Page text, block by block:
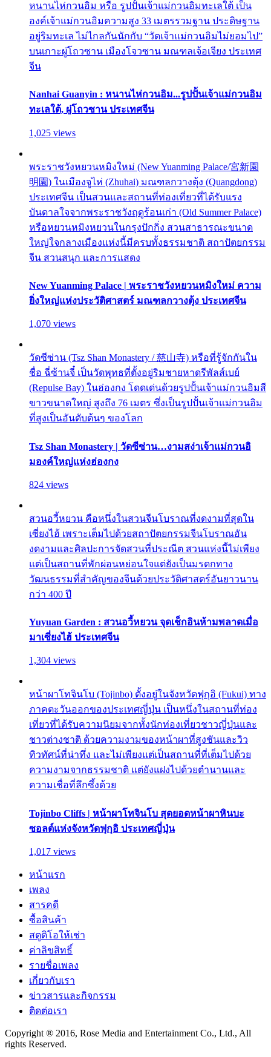
หนานไห่กวนอิม หรือ รูปปั้นเจ้าแม่กวนอิมทะเลใต้ เป็น
องค์เจ้าแม่กวนอิมความสูง 33 เมตรรวมฐาน ประดิษฐาน
อยู่ริมทะเล ไม่ไกลกันนักกับ “วัดเจ้าแม่กวนอิมไม่ยอมไป”
บนเกาะผู่โถวซาน เมืองโจวซาน มณฑลเจ้อเจียง ประเทศ
จีน
Nanhai Guanyin : หนานไห่กวนอิม...รูปปั้นเจ้าแม่กวนอิม
ทะเลใต้, ผู่โถวซาน ประเทศจีน
1,025 views
พระราชวังหยวนหมิงใหม่ (New Yuanming Palace/宮新園
明園) ในเมืองจูไห่ (Zhuhai) มณฑลกวางตุ้ง (Quangdong)
ประเทศจีน เป็นสวนและสถานที่ท่องเที่ยวที่ได้รับแรง
บันดาลใจจากพระราชวังฤดูร้อนเก่า (Old Summer Palace)
หรือหยวนหมิงหยวนในกรุงปักกิ่ง สวนสาธารณะขนาด
ใหญ่ใจกลางเมืองแห่งนี้มีครบทั้งธรรมชาติ สถาปัตยกรรม
จีน สวนสนุก และการแสดง
New Yuanming Palace | พระราชวังหยวนหมิงใหม่ ความ
ยิ่งใหญ่แห่งประวัติศาสตร์ มณฑลกวางตุ้ง ประเทศจีน
1,070 views
วัดซีซ่าน (Tsz Shan Monastery / 慈山寺) หรือที่รู้จักกันใน
ชื่อ ฉี่ซ้านจี๋ เป็นวัดพุทธที่ตั้งอยู่ริมชายหาดรีพัลส์เบย์
(Repulse Bay) ในฮ่องกง โดดเด่นด้วยรูปปั้นเจ้าแม่กวนอิมสี
ขาวขนาดใหญ่ สูงถึง 76 เมตร ซึ่งเป็นรูปปั้นเจ้าแม่กวนอิม
ที่สูงเป็นอันดับต้นๆ ของโลก
Tsz Shan Monastery | วัดซีซ่าน…งามสง่าเจ้าแม่กวนอิ
มองค์ใหญ่แห่งฮ่องกง
824 views
สวนอวี้หยวน คือหนึ่งในสวนจีนโบราณที่งดงามที่สุดใน
เซี่ยงไฮ้ เพราะเต็มไปด้วยสถาปัตยกรรมจีนโบราณอัน
งดงามและศิลปะการจัดสวนที่ประณีต สวนแห่งนี้ไม่เพียง
แต่เป็นสถานที่พักผ่อนหย่อนใจแต่ยังเป็นมรดกทาง
วัฒนธรรมที่สำคัญของจีนด้วยประวัติศาสตร์อันยาวนาน
กว่า 400 ปี
Yuyuan Garden : สวนอวี้หยวน จุดเช็กอินห้ามพลาดเมื่อ
มาเซี่ยงไฮ้ ประเทศจีน
1,304 views
หน้าผาโทจินโบ (Tojinbo) ตั้งอยู่ในจังหวัดฟุกุอิ (Fukui) ทาง
ภาคตะวันออกของประเทศญี่ปุ่น เป็นหนึ่งในสถานที่ท่อง
เที่ยวที่ได้รับความนิยมจากทั้งนักท่องเที่ยวชาวญี่ปุ่นและ
ชาวต่างชาติ ด้วยความงามของหน้าผาที่สูงชันและวิว
ทิวทัศน์ที่น่าทึ่ง และไม่เพียงแต่เป็นสถานที่ที่เต็มไปด้วย
ความงามจากธรรมชาติ แต่ยังแฝงไปด้วยตำนานและ
ความเชื่อที่ลึกซึ้งด้วย
Tojinbo Cliffs | หน้าผาโทจินโบ สุดยอดหน้าผาหินบะ
ซอลต์แห่งจังหวัดฟุกุอิ ประเทศญี่ปุ่น
1,017 views
หน้าแรก
เพลง
สารคดี
ซื้อสินค้า
สตูดิโอให้เช่า
ค่าลิขสิทธิ์
รายชื่อเพลง
เกี่ยวกับเรา
ข่าวสารและกิจกรรม
ติดต่อเรา
Copyright ® 2016, Rose Media and Entertainment Co., Ltd., All
rights Reserved.